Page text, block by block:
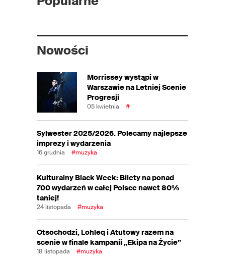
Nowości
Morrissey wystąpi w
Warszawie na Letniej Scenie
Progresji
05 kwietnia #
Sylwester 2025/2026. Polecamy najlepsze
imprezy i wydarzenia
16 grudnia #muzyka
Kulturalny Black Week: Bilety na ponad
700 wydarzeń w całej Polsce nawet 80%
taniej!
24 listopada #muzyka
Otsochodzi, Lohleq i Atutowy razem na
scenie w finale kampanii „Ekipa na Życie”
18 listopada #muzyka